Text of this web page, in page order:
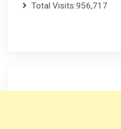
Total Visits:956,717